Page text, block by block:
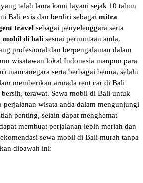
telah lama kami layani sejak 10 tahun
Bali exis dan berdiri sebagai mitra
travel sebagai penyelenggara serta
mobil di bali sesuai permintaan anda.
profesional dan berpengalaman dalam
wisatawan lokal Indonesia maupun para
mancanegara serta berbagai benua, selalu
memberikan armada rent car di Bali
terawat. Sewa mobil di Bali untuk
perjalanan wisata anda dalam mengunjungi
penting, selain dapat menghemat
membuat perjalanan lebih meriah dan
sewa mobil di Bali murah tanpa
dibawah ini: